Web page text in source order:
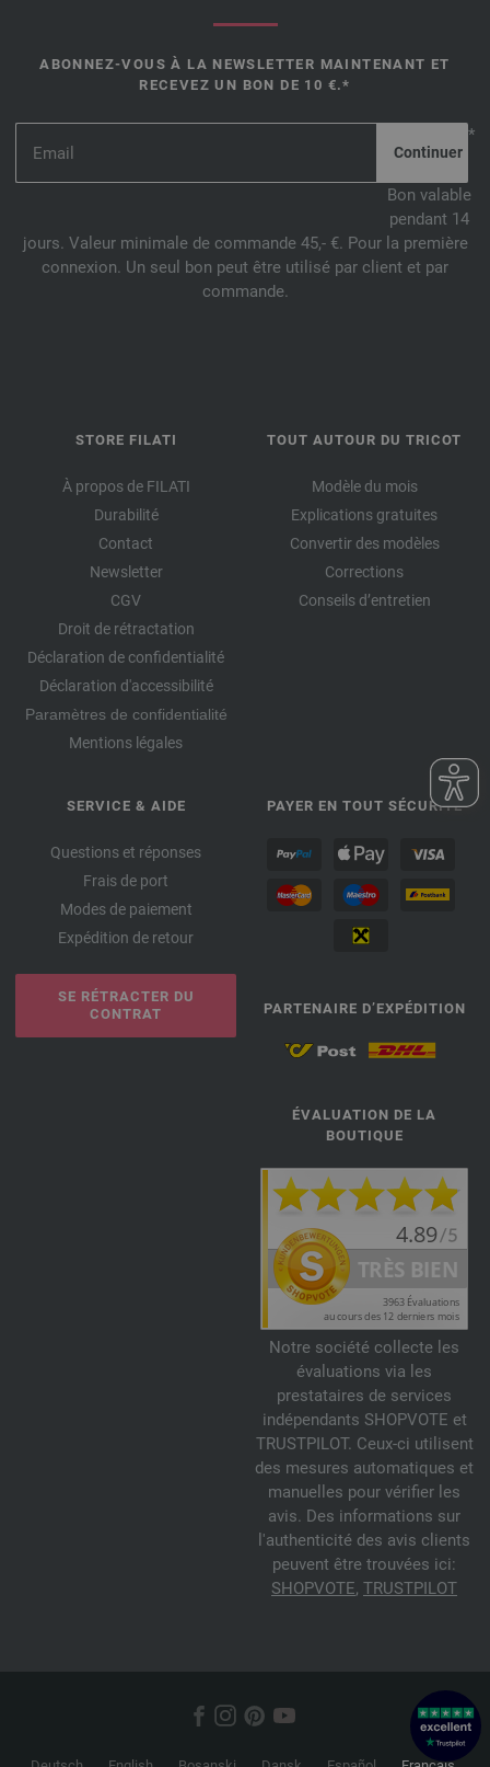
ABONNEZ-VOUS À LA NEWSLETTER MAINTENANT ET
RECEVEZ UN BON DE 10 €.*
*
Bon valable
pendant 14
jours. Valeur minimale de commande 45,- €. Pour la première
connexion. Un seul bon peut être utilisé par client et par
commande.
STORE FILATI
À propos de FILATI
Durabilité
Contact
Newsletter
CGV
Droit de rétractation
Déclaration de confidentialité
Déclaration d'accessibilité
Paramètres de confidentialité
Mentions légales
TOUT AUTOUR DU TRICOT
Modèle du mois
Explications gratuites
Convertir des modèles
Corrections
Conseils d’entretien
SERVICE & AIDE
Questions et réponses
Frais de port
Modes de paiement
Expédition de retour
SE RÉTRACTER DU
CONTRAT
PAYER EN TOUT SÉCURITÉ
PARTENAIRE D’EXPÉDITION
ÉVALUATION DE LA
BOUTIQUE
Notre société collecte les
évaluations via les
prestataires de services
indépendants SHOPVOTE et
TRUSTPILOT. Ceux-ci utilisent
des mesures automatiques et
manuelles pour vérifier les
avis. Des informations sur
l'authenticité des avis clients
peuvent être trouvées ici:
SHOPVOTE, TRUSTPILOT